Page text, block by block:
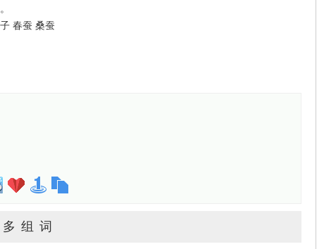
春蚕 桑蚕
组词